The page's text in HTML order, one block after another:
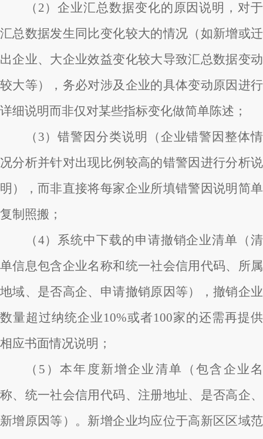
（2）企业汇总数据变化的原因说明，对于
汇总数据发生同比变化较大的情况（如新增或迁
出企业、大企业效益变化较大导致汇总数据变动
较大等），务必对涉及企业的具体变动原因进行
详细说明而非仅对某些指标变化做简单陈述；
（3）错警因分类说明（企业错警因整体情
况分析并针对出现比例较高的错警因进行分析说
明），而非直接将每家企业所填错警因说明简单
复制照搬；
（4）系统中下载的申请撤销企业清单（清
单信息包含企业名称和统一社会信用代码、所属
地域、是否高企、申请撤销原因等），撤销企业
数量超过纳统企业10%或者100家的还需再提供
相应书面情况说明；
（5）本年度新增企业清单（包含企业名
称、统一社会信用代码、注册地址、是否高企、
新增原因等）。新增企业均应位于高新区区域范